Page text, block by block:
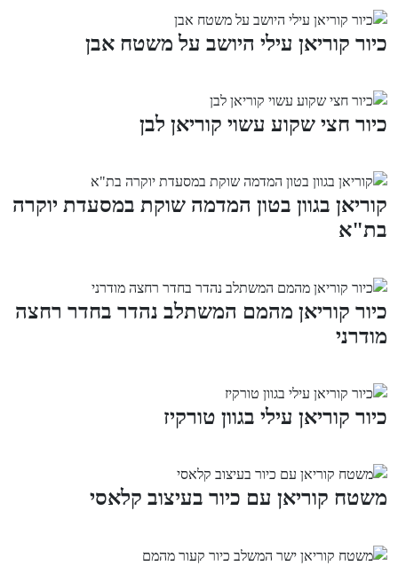
כיור קוריאן עילי היושב על משטח אבן
כיור חצי שקוע עשוי קוריאן לבן
קוריאן בגוון בטון המדמה שוקת במסעדת יוקרה
בת"א
כיור קוריאן מהמם המשתלב נהדר בחדר רחצה
מודרני
כיור קוריאן עילי בגוון טורקיז
משטח קוריאן עם כיור בעיצוב קלאסי